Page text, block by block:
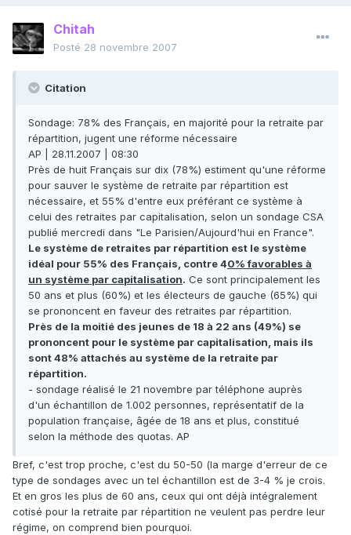
Chitah
Posté 28 novembre 2007
Citation
Sondage: 78% des Français, en majorité pour la retraite par
répartition, jugent une réforme nécessaire
AP | 28.11.2007 | 08:30
Près de huit Français sur dix (78%) estiment qu'une réforme
pour sauver le système de retraite par répartition est
nécessaire, et 55% d'entre eux préférant ce système à
celui des retraites par capitalisation, selon un sondage CSA
publié mercredi dans "Le Parisien/Aujourd'hui en France".
Le système de retraites par répartition est le système
idéal pour 55% des Français, contre 40% favorables à
un système par capitalisation. Ce sont principalement les
50 ans et plus (60%) et les électeurs de gauche (65%) qui
se prononcent en faveur des retraites par répartition.
Près de la moitié des jeunes de 18 à 22 ans (49%) se
prononcent pour le système par capitalisation, mais ils
sont 48% attachés au système de la retraite par
répartition.
- sondage réalisé le 21 novembre par téléphone auprès
d'un échantillon de 1.002 personnes, représentatif de la
population française, âgée de 18 ans et plus, constitué
selon la méthode des quotas. AP
Bref, c'est trop proche, c'est du 50-50 (la marge d'erreur de ce
type de sondages avec un tel échantillon est de 3-4 % je crois.
Et en gros les plus de 60 ans, ceux qui ont déjà intégralement
cotisé pour la retraite par répartition ne veulent pas perdre leur
régime, on comprend bien pourquoi.